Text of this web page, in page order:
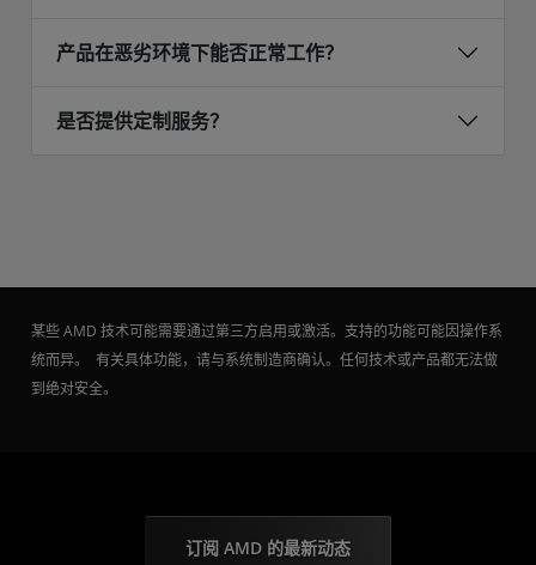
产品在恶劣环境下能否正常工作？
是否提供定制服务？
某些 AMD 技术可能需要通过第三方启用或激活。支持的功能可能因操作系
统而异。 有关具体功能，请与系统制造商确认。任何技术或产品都无法做
到绝对安全。
订阅 AMD 的最新动态